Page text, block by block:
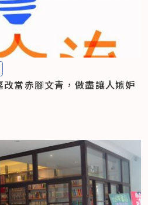
當赤腳文青，做盡讓人嫉妒